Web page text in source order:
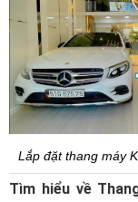
Lắp đặt thang máy
Tìm hiểu về